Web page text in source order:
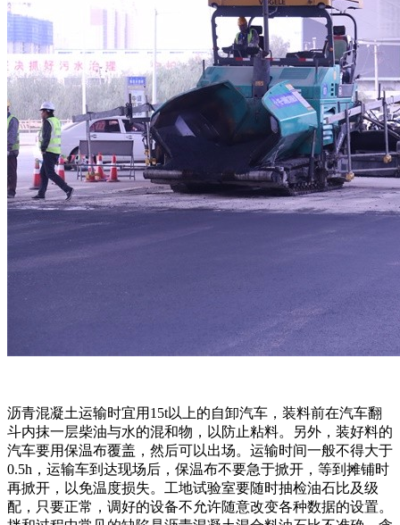
沥青混凝土运输时宜用15t以上的自卸汽车，装料前在汽车翻
斗内抹一层柴油与水的混和物，以防止粘料。另外，装好料的
汽车要用保温布覆盖，然后可以出场。运输时间一般不得大于
0.5h，运输车到达现场后，保温布不要急于掀开，等到摊铺时
再掀开，以免温度损失。工地试验室要随时抽检油石比及级
配，只要正常，调好的设备不允许随意改变各种数据的设置。